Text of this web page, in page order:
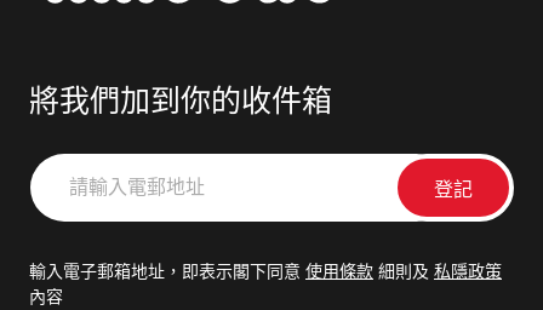
將我們加到你的收件箱
請
輸
郵
輸入電子郵箱地址，即表示閣下同意 使用條款 細則及 私隱政策
內容